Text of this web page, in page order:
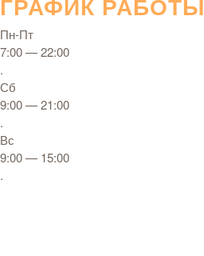
Пн-Пт
7:00 — 22:00
.
Сб
9:00 — 21:00
.
Вс
9:00 — 15:00
.